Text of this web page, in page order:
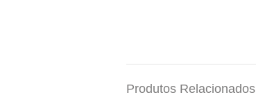
Produtos Relacionados